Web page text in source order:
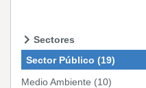
Sectores
Sector Público (19)
Medio Ambiente (10)